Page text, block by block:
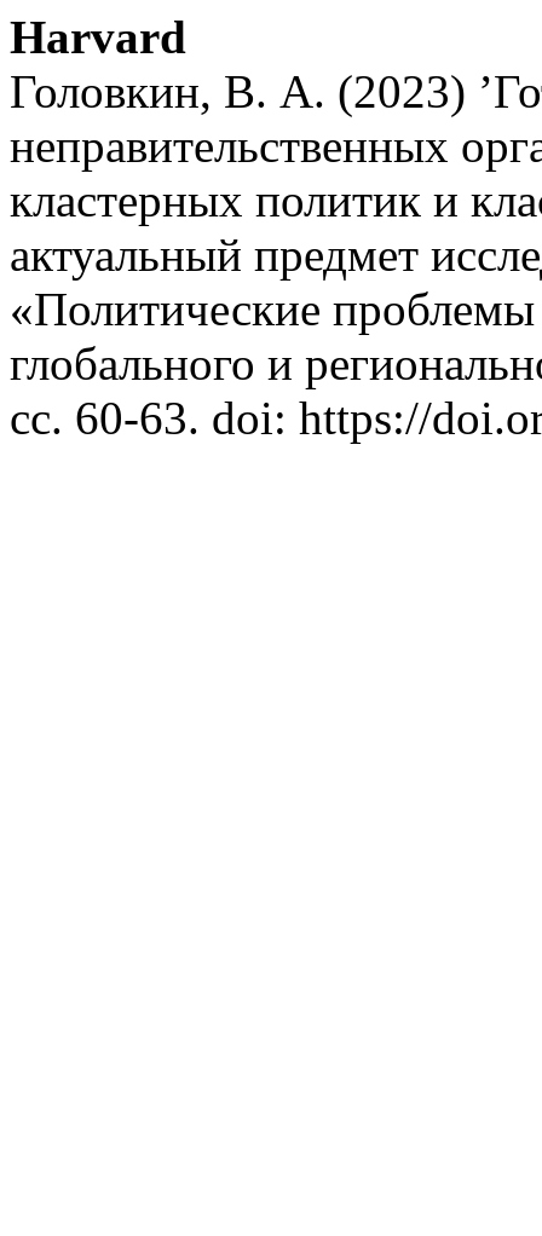
Harvard
Головкин, В. А. (2023)
неправительственных
кластерных политик и
актуальный предмет
«Политические
глобального и
сс. 60-63. doi: https://